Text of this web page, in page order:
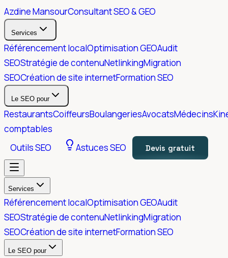
Azdine MansourConsultant SEO & GEO
Services
Référencement localOptimisation GEOAudit
SEOStratégie de contenuNetlinkingMigration
SEOCréation de site internetFormation SEO
Le SEO pour
RestaurantsCoiffeursBoulangeriesAvocatsMédecins
comptables
Outils SEO
Astuces SEO Devis gratuit
Services
Référencement localOptimisation GEOAudit
SEOStratégie de contenuNetlinkingMigration
SEOCréation de site internetFormation SEO
Le SEO pour